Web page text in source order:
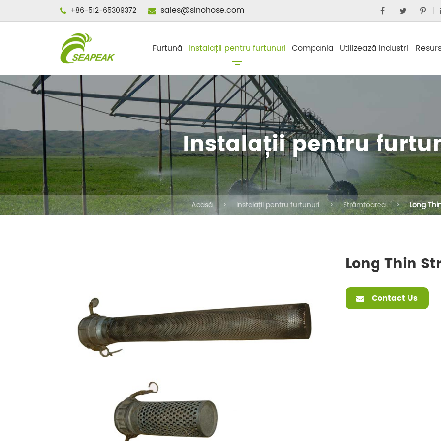
+86-512-65309372 sales@sinohose.com
Furtună Instalații pentru furtunuri Compania Utilizează industrii
Instalații pentru
Acasă Instalații pentru furtunuri Strâmtoarea Long
Long Thin
Contact Us